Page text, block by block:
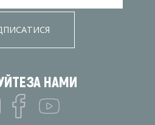
ЗА НАМИ